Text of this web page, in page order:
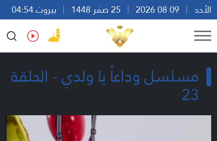
الأحد
بيروت 04:54
Ar
En Fr Es
مسلسل وداعاً يا ولدي - الحلقة
23